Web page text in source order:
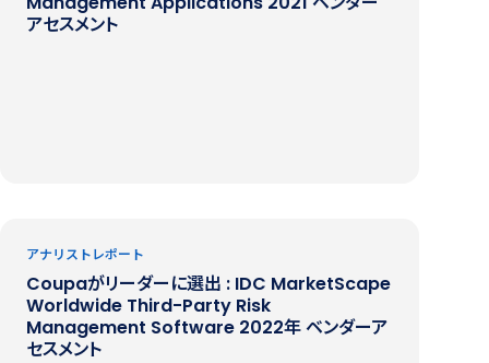
アセスメント
アナリストレポート
Coupaがリーダーに選出 : IDC MarketScape
Worldwide Third-Party Risk
Management Software 2022年 ベンダーア
セスメント